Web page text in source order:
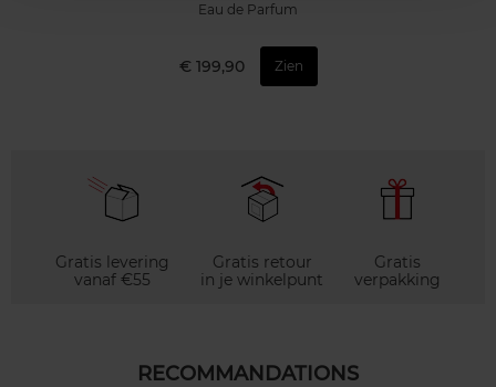
Eau de Parfum
€ 199,90 Zien
Gratis levering
vanaf €55
Gratis retour
in je winkelpunt
Gratis
verpakking
RECOMMANDATIONS